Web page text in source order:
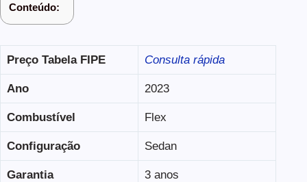
Conteúdo:
Preço Tabela FIPE Consulta rápida
Ano 2023
Combustível Flex
Configuração Sedan
Garantia 3 anos